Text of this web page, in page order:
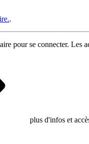
.
pour se connecter. Les
plus d'infos et